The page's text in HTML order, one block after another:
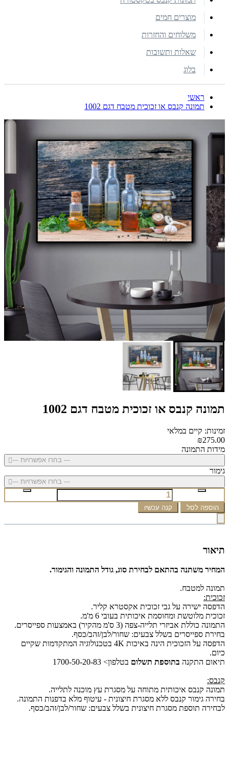
מוצרים חמים
משלוחים והחזרות
שאלות ותשובות
בלוג
ראשי
תמונה קנבס או זכוכית מטבח דגם 1002
תמונה קנבס או זכוכית מטבח דגם 1002
זמינות: קיים במלאי
₪275.00
מידות התמונה
--- בחרו אפשרויות ---
גימור
--- בחרו אפשרויות ---
הוספה לסל קנה עכשיו
תיאור
המחיר משתנה בהתאם לבחירת סוג, גודל התמונה והגימור.
תמונה למטבח.
זכוכית:
הדפסה ישירה על גבי זכוכית אקסטרא קליר.
זכוכית מלוטשת ומחוסמת איכותית בעובי 6 מ'מ.
התמונה כוללת אביזרי תלייה-צפה (3 ס'מ מהקיר) באמצעות ספייסרים.
בחירת ספייסרים בשלל צבעים: שחור/לבן/זהב/כסף.
הדפסה על הזכוכית הינה באיכות 4K בטכנולוגיה המתקדמות שקיים
כיום.
תיאום התקנה בתוספת תשלום בטלפון> 1700-50-20-83
קנבס:
תמונה קנבס איכותית מתוחה על מסגרת עץ מוכנה לתלייה.
בחירה גימור קנבס ללא מסגרת חיצונית - עיטוף מלא בדפנות התמונה.
לבחירה תוספת מסגרת חיצונית בשלל צבעים: שחור/לבן/זהב/כסף.